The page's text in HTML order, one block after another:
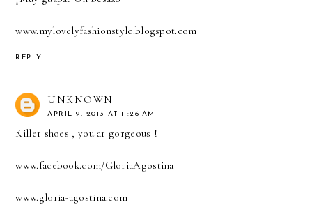
www.mylovelyfashionstyle.blogspot.com
REPLY
UNKNOWN
APRIL 9, 2013 AT 11:26 AM
Killer shoes , you ar gorgeous !
www.facebook.com/GloriaAgostina
www.gloria-agostina.com